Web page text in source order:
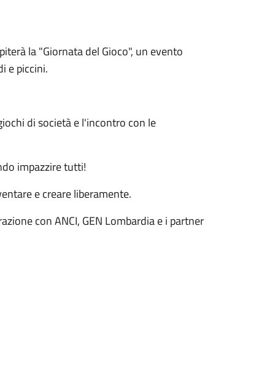
la "Giornata del Gioco", un evento
e piccini.
di società e l'incontro con le
impazzire tutti!
e creare liberamente.
con ANCI, GEN Lombardia e i partner